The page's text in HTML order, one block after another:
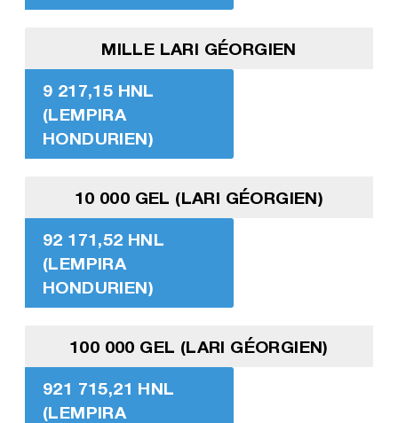
MILLE LARI GÉORGIEN
9 217,15 HNL
(LEMPIRA
HONDURIEN)
10 000 GEL (LARI GÉORGIEN)
92 171,52 HNL
(LEMPIRA
HONDURIEN)
100 000 GEL (LARI GÉORGIEN)
921 715,21 HNL
(LEMPIRA